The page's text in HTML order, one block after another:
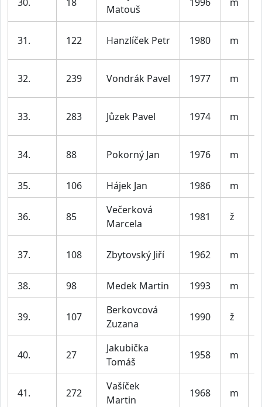
Matouš
31. 122 Hanzlíček Petr 1980 m
32. 239 Vondrák Pavel 1977 m
33. 283 Jůzek Pavel 1974 m
34. 88 Pokorný Jan 1976 m
35.
106 Hájek Jan 1986 m
36. 85
Večerková
Marcela
1981 ž
37. 108 Zbytovský Jiří 1962 m
38.
98 Medek Martin 1993 m
39. 107
Berkovcová
Zuzana
1990 ž
40. 27
Jakubička
Tomáš
1958 m
41. 272
Vašíček
Martin
1968 m